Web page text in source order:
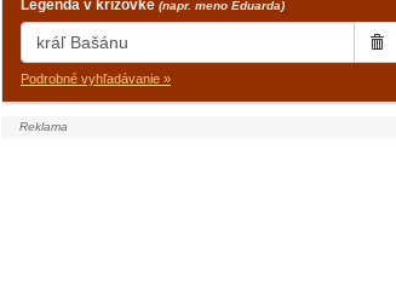
Legenda v krížovke (napr. meno Eduarda)
Podrobné vyhľadávanie »